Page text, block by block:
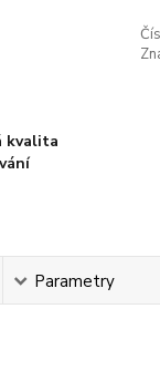
kvalita
Parametry